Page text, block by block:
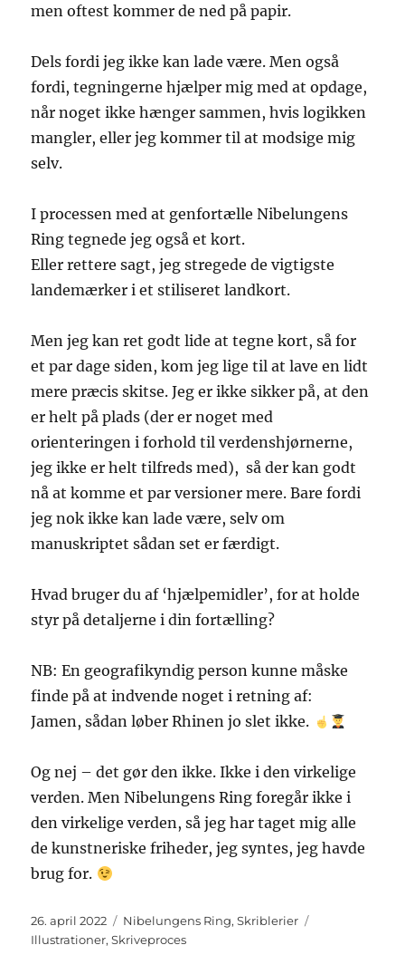
men oftest kommer de ned på papir.
Dels fordi jeg ikke kan lade være. Men også
fordi, tegningerne hjælper mig med at opdage,
når noget ikke hænger sammen, hvis logikken
mangler, eller jeg kommer til at modsige mig
selv.
I processen med at genfortælle Nibelungens
Ring tegnede jeg også et kort.
Eller rettere sagt, jeg stregede de vigtigste
landemærker i et stiliseret landkort.
Men jeg kan ret godt lide at tegne kort, så for
et par dage siden, kom jeg lige til at lave en lidt
mere præcis skitse. Jeg er ikke sikker på, at den
er helt på plads (der er noget med
orienteringen i forhold til verdenshjørnerne,
jeg ikke er helt tilfreds med), så der kan godt
nå at komme et par versioner mere. Bare fordi
jeg nok ikke kan lade være, selv om
manuskriptet sådan set er færdigt.
Hvad bruger du af ‘hjælpemidler’, for at holde
styr på detaljerne i din fortælling?
NB: En geografikyndig person kunne måske
finde på at indvende noget i retning af:
Jamen, sådan løber Rhinen jo slet ikke.
Og nej – det gør den ikke. Ikke i den virkelige
verden. Men Nibelungens Ring foregår ikke i
den virkelige verden, så jeg har taget mig alle
de kunstneriske friheder, jeg syntes, jeg havde
brug for.
Udgivet
26. april 2022 Kategorier
Nibelungens Ring,Skriblerier
Illustrationer,Skriveproces